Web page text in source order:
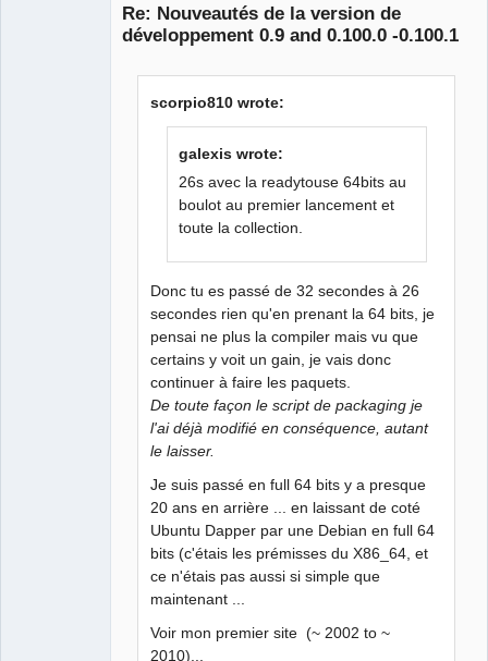
Re: Nouveautés de la version de
développement 0.9 and 0.100.0 -0.100.1
scorpio810 wrote:
galexis wrote:
26s avec la readytouse 64bits au
boulot au premier lancement et
toute la collection.
Donc tu es passé de 32 secondes à 26
secondes rien qu'en prenant la 64 bits, je
pensai ne plus la compiler mais vu que
certains y voit un gain, je vais donc
continuer à faire les paquets.
De toute façon le script de packaging je
l'ai déjà modifié en conséquence, autant
le laisser.
Je suis passé en full 64 bits y a presque
20 ans en arrière ... en laissant de coté
Ubuntu Dapper par une Debian en full 64
bits (c'étais les prémisses du X86_64, et
ce n'étais pas aussi si simple que
maintenant ...
Voir mon premier site (~ 2002 to ~
2010)...